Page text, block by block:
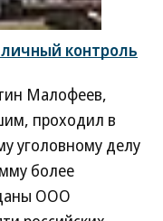
контроль
Малофеев,
проходил в
уголовному делу
более
ООО